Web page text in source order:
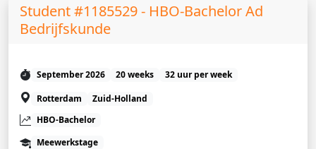
Student #1185529 - HBO-Bachelor Ad
Bedrijfskunde
September 2026 20 weeks
32 uur per week
Rotterdam
Zuid-Holland
HBO-Bachelor
Meewerkstage